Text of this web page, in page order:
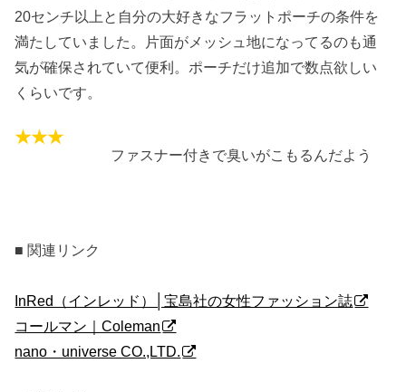
20センチ以上と自分の大好きなフラットポーチの条件を
満たしていました。片面がメッシュ地になってるのも通
気が確保されていて便利。ポーチだけ追加で数点欲しい
くらいです。
ファスナー付きで臭いがこもるんだよう
■ 関連リンク
InRed（インレッド）│宝島社の女性ファッション誌
コールマン｜Coleman
nano・universe CO.,LTD.